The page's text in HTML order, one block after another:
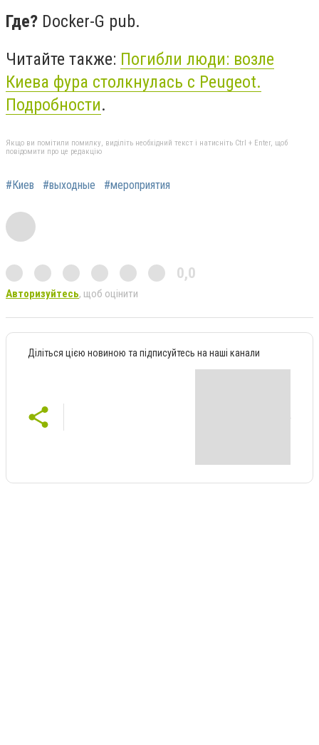
Где? Docker-G pub.
Читайте также: Погибли люди: возле
Киева фура столкнулась с Peugeot.
Подробности.
Якщо ви помітили помилку, виділіть необхідний текст і натисніть Ctrl + Enter, щоб
повідомити про це редакцію
#Киев #выходные #мероприятия
0,0
Авторизуйтесь, щоб оцінити
Діліться цією новиною та підписуйтесь на наші канали